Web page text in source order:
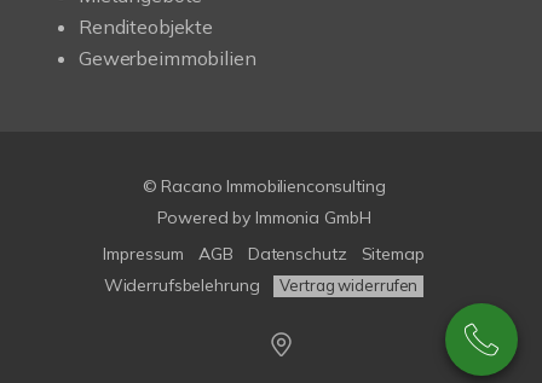
Renditeobjekte
Gewerbeimmobilien
© Racano Immobilienconsulting
Powered by Immonia GmbH
Impressum
AGB Datenschutz
Sitemap
Widerrufsbelehrung
Vertrag widerrufen